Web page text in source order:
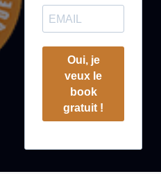
Oui, je
veux le
book
gratuit !